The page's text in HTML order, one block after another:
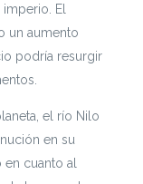
El
un aumento
podría resurgir
el río Nilo
en su
cuanto al